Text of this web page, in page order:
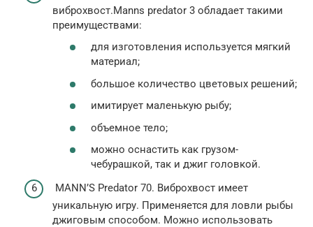
виброхвост.Manns predator 3 обладает такими
преимуществами:
для изготовления используется мягкий
материал;
большое количество цветовых решений;
имитирует маленькую рыбу;
объемное тело;
можно оснастить как грузом-
чебурашкой, так и джиг головкой.
MANN’S Predator 70. Виброхвост имеет
уникальную игру. Применяется для ловли рыбы
джиговым способом. Можно использовать